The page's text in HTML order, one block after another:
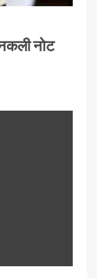
नोट